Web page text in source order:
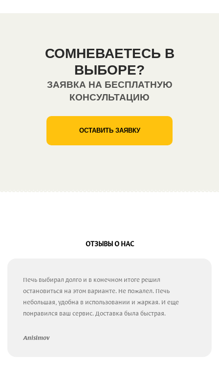
СОМНЕВАЕТЕСЬ В
ВЫБОРЕ?
ЗАЯВКА НА БЕСПЛАТНУЮ
КОНСУЛЬТАЦИЮ
ОСТАВИТЬ ЗАЯВКУ
ОТЗЫВЫ О НАС
Печь выбирал долго и в конечном итоге решил
остановиться на этом варианте. Не пожалел. Печь
небольшая, удобна в использовании и жаркая. И еще
понравился ваш сервис. Доставка была быстрая.
Anisimov